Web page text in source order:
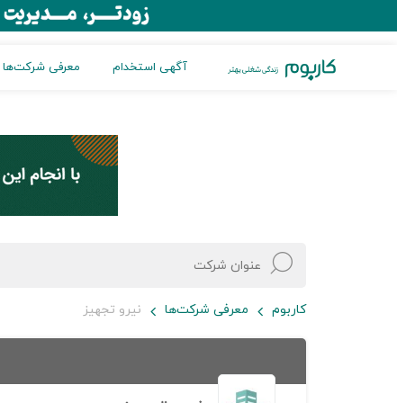
آگهی استخدام معرفی شرکت‌ها
کاربوم معرفی شرکت‌ها نیرو تجهیز